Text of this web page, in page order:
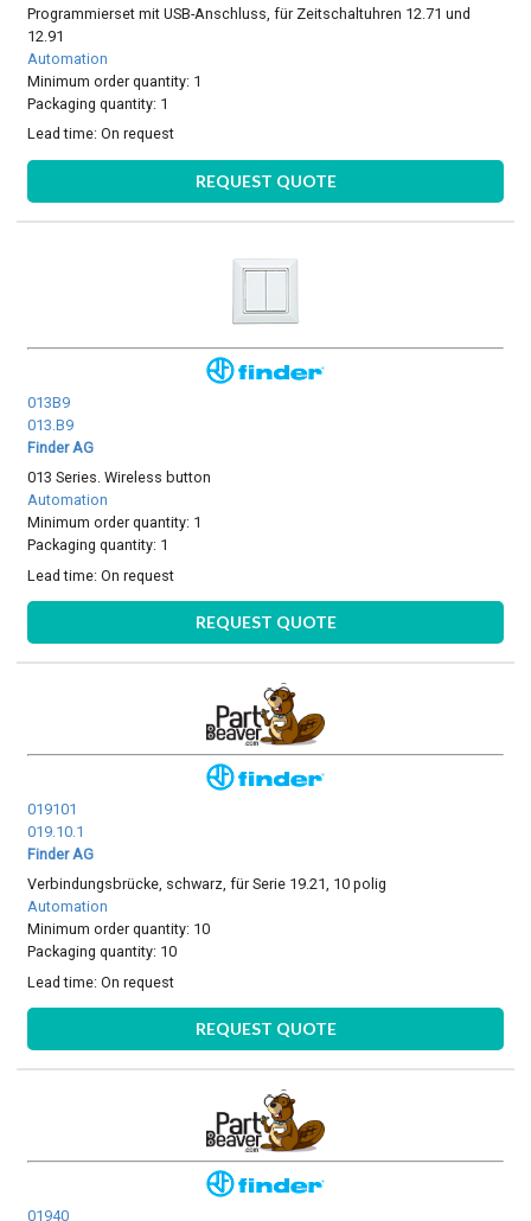
Programmierset mit USB-Anschluss, für Zeitschaltuhren 12.71 und
12.91
Automation
Minimum order quantity: 1
Packaging quantity: 1
Lead time:On request
REQUEST QUOTE
013B9
013.B9
Finder AG
013 Series. Wireless button
Automation
Minimum order quantity: 1
Packaging quantity: 1
Lead time:On request
REQUEST QUOTE
019101
019.10.1
Finder AG
Verbindungsbrücke, schwarz, für Serie 19.21, 10 polig
Automation
Minimum order quantity: 10
Packaging quantity: 10
Lead time:On request
REQUEST QUOTE
01940